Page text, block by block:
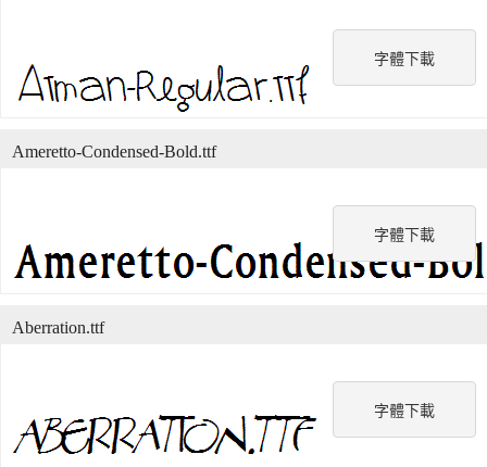
字體下載
字體下載
Ameretto-Condensed-Bold.ttf
字體下載
Aberration.ttf